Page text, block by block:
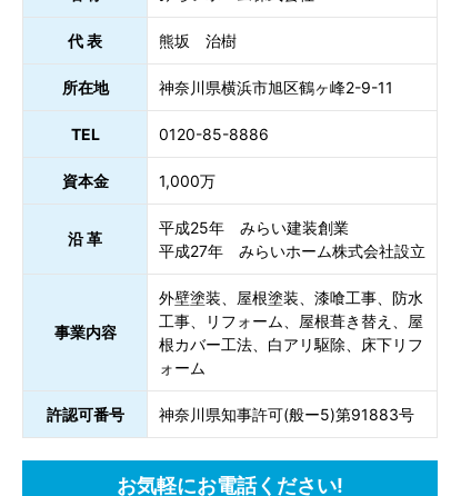
代 表 熊坂 治樹
所在地 神奈川県横浜市旭区鶴ヶ峰2-9-11
TEL 0120-85-8886
資本金 1,000万
沿 革
平成25年 みらい建装創業
平成27年 みらいホーム株式会社設立
事業内容
外壁塗装、屋根塗装、漆喰工事、防水
工事、リフォーム、屋根葺き替え、屋
根カバー工法、白アリ駆除、床下リフ
ォーム
許認可番号 神奈川県知事許可(般ー5)第91883号
お気軽にお電話ください!